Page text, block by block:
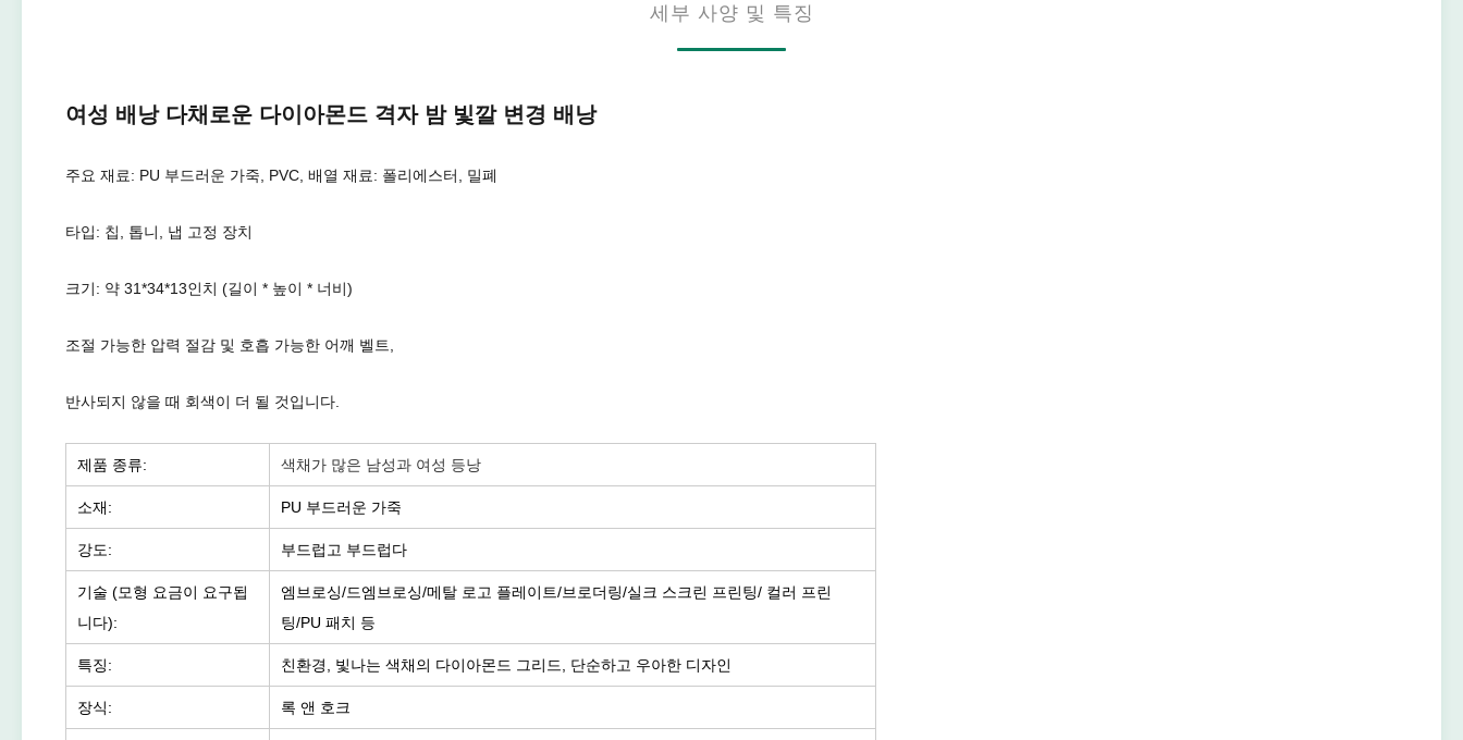
세부 사양 및 특징
여성 배낭 다채로운 다이아몬드 격자 밤 빛깔 변경 배낭
주요 재료: PU 부드러운 가죽, PVC, 배열 재료: 폴리에스터, 밀폐
타입: 칩, 톱니, 냅 고정 장치
크기: 약 31*34*13인치 (길이 * 높이 * 너비)
조절 가능한 압력 절감 및 호흡 가능한 어깨 벨트,
반사되지 않을 때 회색이 더 될 것입니다.
제품 종류: 색채가 많은 남성과 여성 등낭
소재: PU 부드러운 가죽
강도: 부드럽고 부드럽다
기술 (모형 요금이 요구됩
니다):
엠브로싱/드엠브로싱/메탈 로고 플레이트/브로더링/실크 스크린 프린팅/ 컬러 프린
팅/PU 패치 등
특징: 친환경, 빛나는 색채의 다이아몬드 그리드, 단순하고 우아한 디자인
장식: 록 앤 호크